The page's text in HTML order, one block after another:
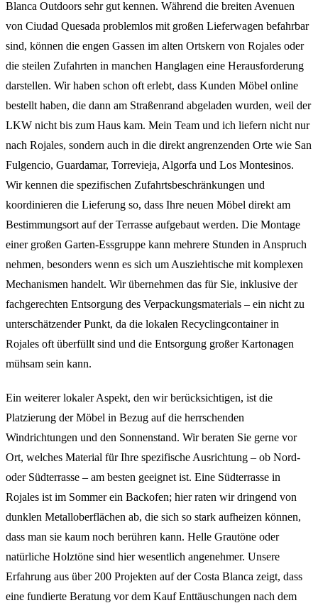
Blanca Outdoors sehr gut kennen. Während die breiten Avenuen
von Ciudad Quesada problemlos mit großen Lieferwagen befahrbar
sind, können die engen Gassen im alten Ortskern von Rojales oder
die steilen Zufahrten in manchen Hanglagen eine Herausforderung
darstellen. Wir haben schon oft erlebt, dass Kunden Möbel online
bestellt haben, die dann am Straßenrand abgeladen wurden, weil der
LKW nicht bis zum Haus kam. Mein Team und ich liefern nicht nur
nach Rojales, sondern auch in die direkt angrenzenden Orte wie San
Fulgencio, Guardamar, Torrevieja, Algorfa und Los Montesinos.
Wir kennen die spezifischen Zufahrtsbeschränkungen und
koordinieren die Lieferung so, dass Ihre neuen Möbel direkt am
Bestimmungsort auf der Terrasse aufgebaut werden. Die Montage
einer großen Garten-Essgruppe kann mehrere Stunden in Anspruch
nehmen, besonders wenn es sich um Ausziehtische mit komplexen
Mechanismen handelt. Wir übernehmen das für Sie, inklusive der
fachgerechten Entsorgung des Verpackungsmaterials – ein nicht zu
unterschätzender Punkt, da die lokalen Recyclingcontainer in
Rojales oft überfüllt sind und die Entsorgung großer Kartonagen
mühsam sein kann.
Ein weiterer lokaler Aspekt, den wir berücksichtigen, ist die
Platzierung der Möbel in Bezug auf die herrschenden
Windrichtungen und den Sonnenstand. Wir beraten Sie gerne vor
Ort, welches Material für Ihre spezifische Ausrichtung – ob Nord-
oder Südterrasse – am besten geeignet ist. Eine Südterrasse in
Rojales ist im Sommer ein Backofen; hier raten wir dringend von
dunklen Metalloberflächen ab, die sich so stark aufheizen können,
dass man sie kaum noch berühren kann. Helle Grautöne oder
natürliche Holztöne sind hier wesentlich angenehmer. Unsere
Erfahrung aus über 200 Projekten auf der Costa Blanca zeigt, dass
eine fundierte Beratung vor dem Kauf Enttäuschungen nach dem